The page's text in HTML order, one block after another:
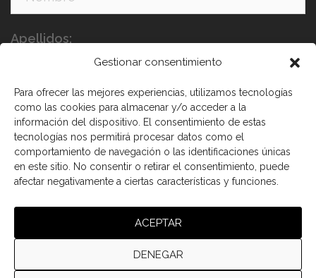
Gestionar consentimiento
Para ofrecer las mejores experiencias, utilizamos tecnologías
como las cookies para almacenar y/o acceder a la
información del dispositivo. El consentimiento de estas
tecnologías nos permitirá procesar datos como el
comportamiento de navegación o las identificaciones únicas
en este sitio. No consentir o retirar el consentimiento, puede
afectar negativamente a ciertas características y funciones.
ACEPTAR
DENEGAR
Apellidos:
He leído y acepto los términos y condiciones